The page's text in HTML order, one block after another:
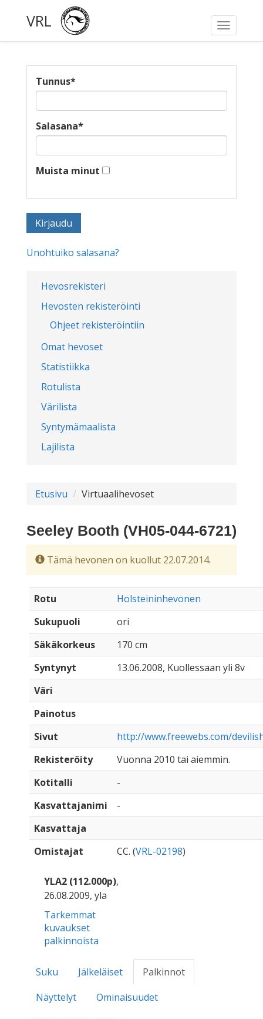
Toggle
VRL
Hevosrekisteri
Hevosten rekisteröinti
Ohjeet rekisteröintiin
Omat hevoset
Statistiikka
Rotulista
Värilista
Syntymämaalista
Lajilista
Tunnus*
Salasana*
Muista minut
Unohtuiko salasana?
Etusivu Virtuaalihevoset
Seeley Booth (VH05-044-6721)
Tämä hevonen on kuollut 22.07.2014.
Rotu
Holsteininhevonen
Sukupuoli
ori
Säkäkorkeus
170 cm
Syntynyt
13.06.2008, Kuollessaan yli 8v
Väri
Painotus
Sivut
http://www.freewebs.com/
Rekisteröity
Vuonna 2010 tai aiemmin.
Kotitalli
-
Kasvattajanimi
-
Kasvattaja
Omistajat
CC. (VRL-02198)
YLA2 (112.000p),
26.08.2009, yla
Tarkemmat
kuvaukset
palkinnoista
Suku Jälkeläiset
Palkinnot
Näyttelyt
Ominaisuudet